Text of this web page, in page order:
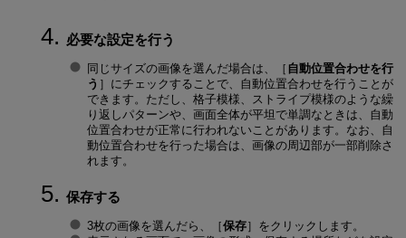
必要な設定を行う
同じサイズの画像を選んだ場合は、［ 自動位置合わせを行
う ］にチェックすることで、自動位置合わせを行うことが
できます。ただし、格子模様、ストライプ模様のような繰
り返しパターンや、画面全体が平坦で単調なときは、自動
位置合わせが正常に行われないことがあります。なお、自
動位置合わせを行った場合は、画像の周辺部が一部削除さ
れます。
保存する
3枚の画像を選んだら、［保存］をクリックします。